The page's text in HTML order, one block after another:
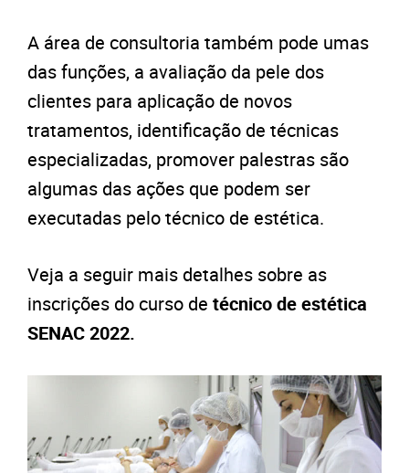
A área de consultoria também pode umas
das funções, a avaliação da pele dos
clientes para aplicação de novos
tratamentos, identificação de técnicas
especializadas, promover palestras são
algumas das ações que podem ser
executadas pelo técnico de estética.
Veja a seguir mais detalhes sobre as
inscrições do curso de técnico de estética
SENAC 2022.